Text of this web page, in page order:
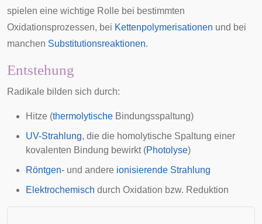
spielen eine wichtige Rolle bei bestimmten
Oxidationsprozessen, bei Kettenpolymerisationen und bei
manchen Substitutionsreaktionen.
Entstehung
Radikale bilden sich durch:
Hitze (thermolytische Bindungsspaltung)
UV-Strahlung, die die homolytische Spaltung einer
kovalenten Bindung bewirkt (Photolyse)
Röntgen- und andere ionisierende Strahlung
Elektrochemisch durch Oxidation bzw. Reduktion